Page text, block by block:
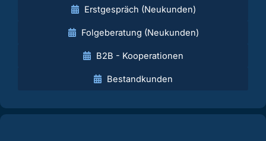
Erstgespräch (Neukunden)
Folgeberatung (Neukunden)
B2B - Kooperationen
Bestandkunden